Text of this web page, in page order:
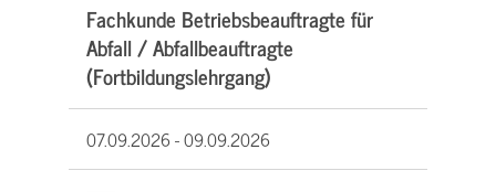
Fachkunde Betriebsbeauftragte für
Abfall / Abfallbeauftragte
(Fortbildungslehrgang)
07.09.2026 -09.09.2026